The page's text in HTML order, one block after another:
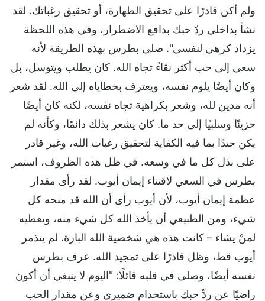
ولم أكن قادرًا على تحقيق الطهارة، أو تحقيق رغباتك. لقد
نشأ بداخلي ردّ حبك بدافع الاضطرار، وفي هذه اللحظة
يزداد كرهي لنفسي". صلى بطرس بهذه الطريقة لأنه
سعى إلى حب أكثر نقاءً تجاه الله. كان يطلب ويتوسل، بل
وكان أيضًا يلوم نفسه، ويعترف بخطاياه إلى الله. لقد شعر
أنه مدين لله، وشعر بكراهية تجاه نفسه، لكنه كان أيضًا
حزينًا وسلبيًا إلى حد ما. كان يشعر بذلك دائمًا، وكأنه لم
يكن جيدًا بما فيه الكفاية لتحقيق رغبات الله، وغير قادر
على بذل كل ما في وسعه. في ظل هذه الظروف، استمر
بطرس في السعي لاقتناء إيمان أيوب. لقد رأى مقدار
عظمة إيمان أيوب، لأن أيوب رأى أن الله قد منحه كل
شيء، ومن الطبيعي أن يأخذ الله كل شيء منه، ويعطيه
لمنْ يشاء – كانت هذه هي شخصية الله البارة. لم يتذمر
أيوب قط، وظل قادرًا على تمجيد الله. عرف بطرس
نفسه أيضًا، وصلى في قلبه قائلًا: "اليوم لا ينبغي أن أكون
راضيًا عن ردِّ حبك باستخدام ضميري وعن مقدار الحب